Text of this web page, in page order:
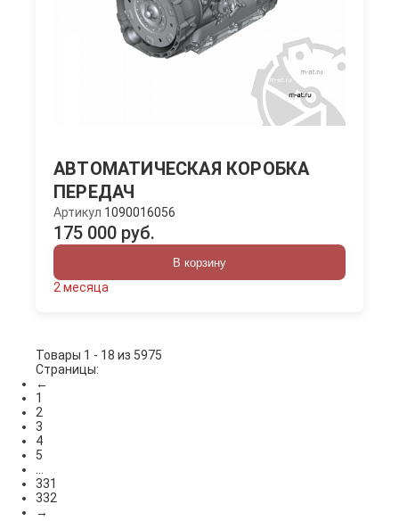
АВТОМАТИЧЕСКАЯ КОРОБКА
ПЕРЕДАЧ
Артикул 1090016056
175 000 руб.
В корзину
2 месяца
Товары 1 - 18 из 5975
Страницы:
←
1
2
3
4
5
...
331
332
→